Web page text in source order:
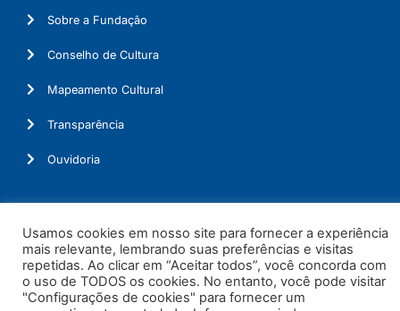
Sobre a Fundação
Conselho de Cultura
Mapeamento Cultural
Transparência
Ouvidoria
© 2026. Todos os Direitos Reservados.
Usamos cookies em nosso site para fornecer a experiência
mais relevante, lembrando suas preferências e visitas
repetidas. Ao clicar em “Aceitar todos”, você concorda com
o uso de TODOS os cookies. No entanto, você pode visitar
"Configurações de cookies" para fornecer um